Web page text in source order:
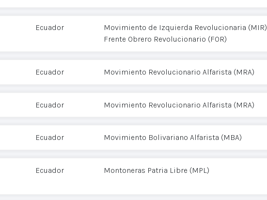
Ecuador
Movimiento de Izquierda Revolucionaria (MIR)
Frente Obrero Revolucionario (FOR)
Ecuador Movimiento Revolucionario Alfarista (MRA)
Ecuador Movimiento Revolucionario Alfarista (MRA)
Ecuador Movimiento Bolivariano Alfarista (MBA)
Ecuador Montoneras Patria Libre (MPL)